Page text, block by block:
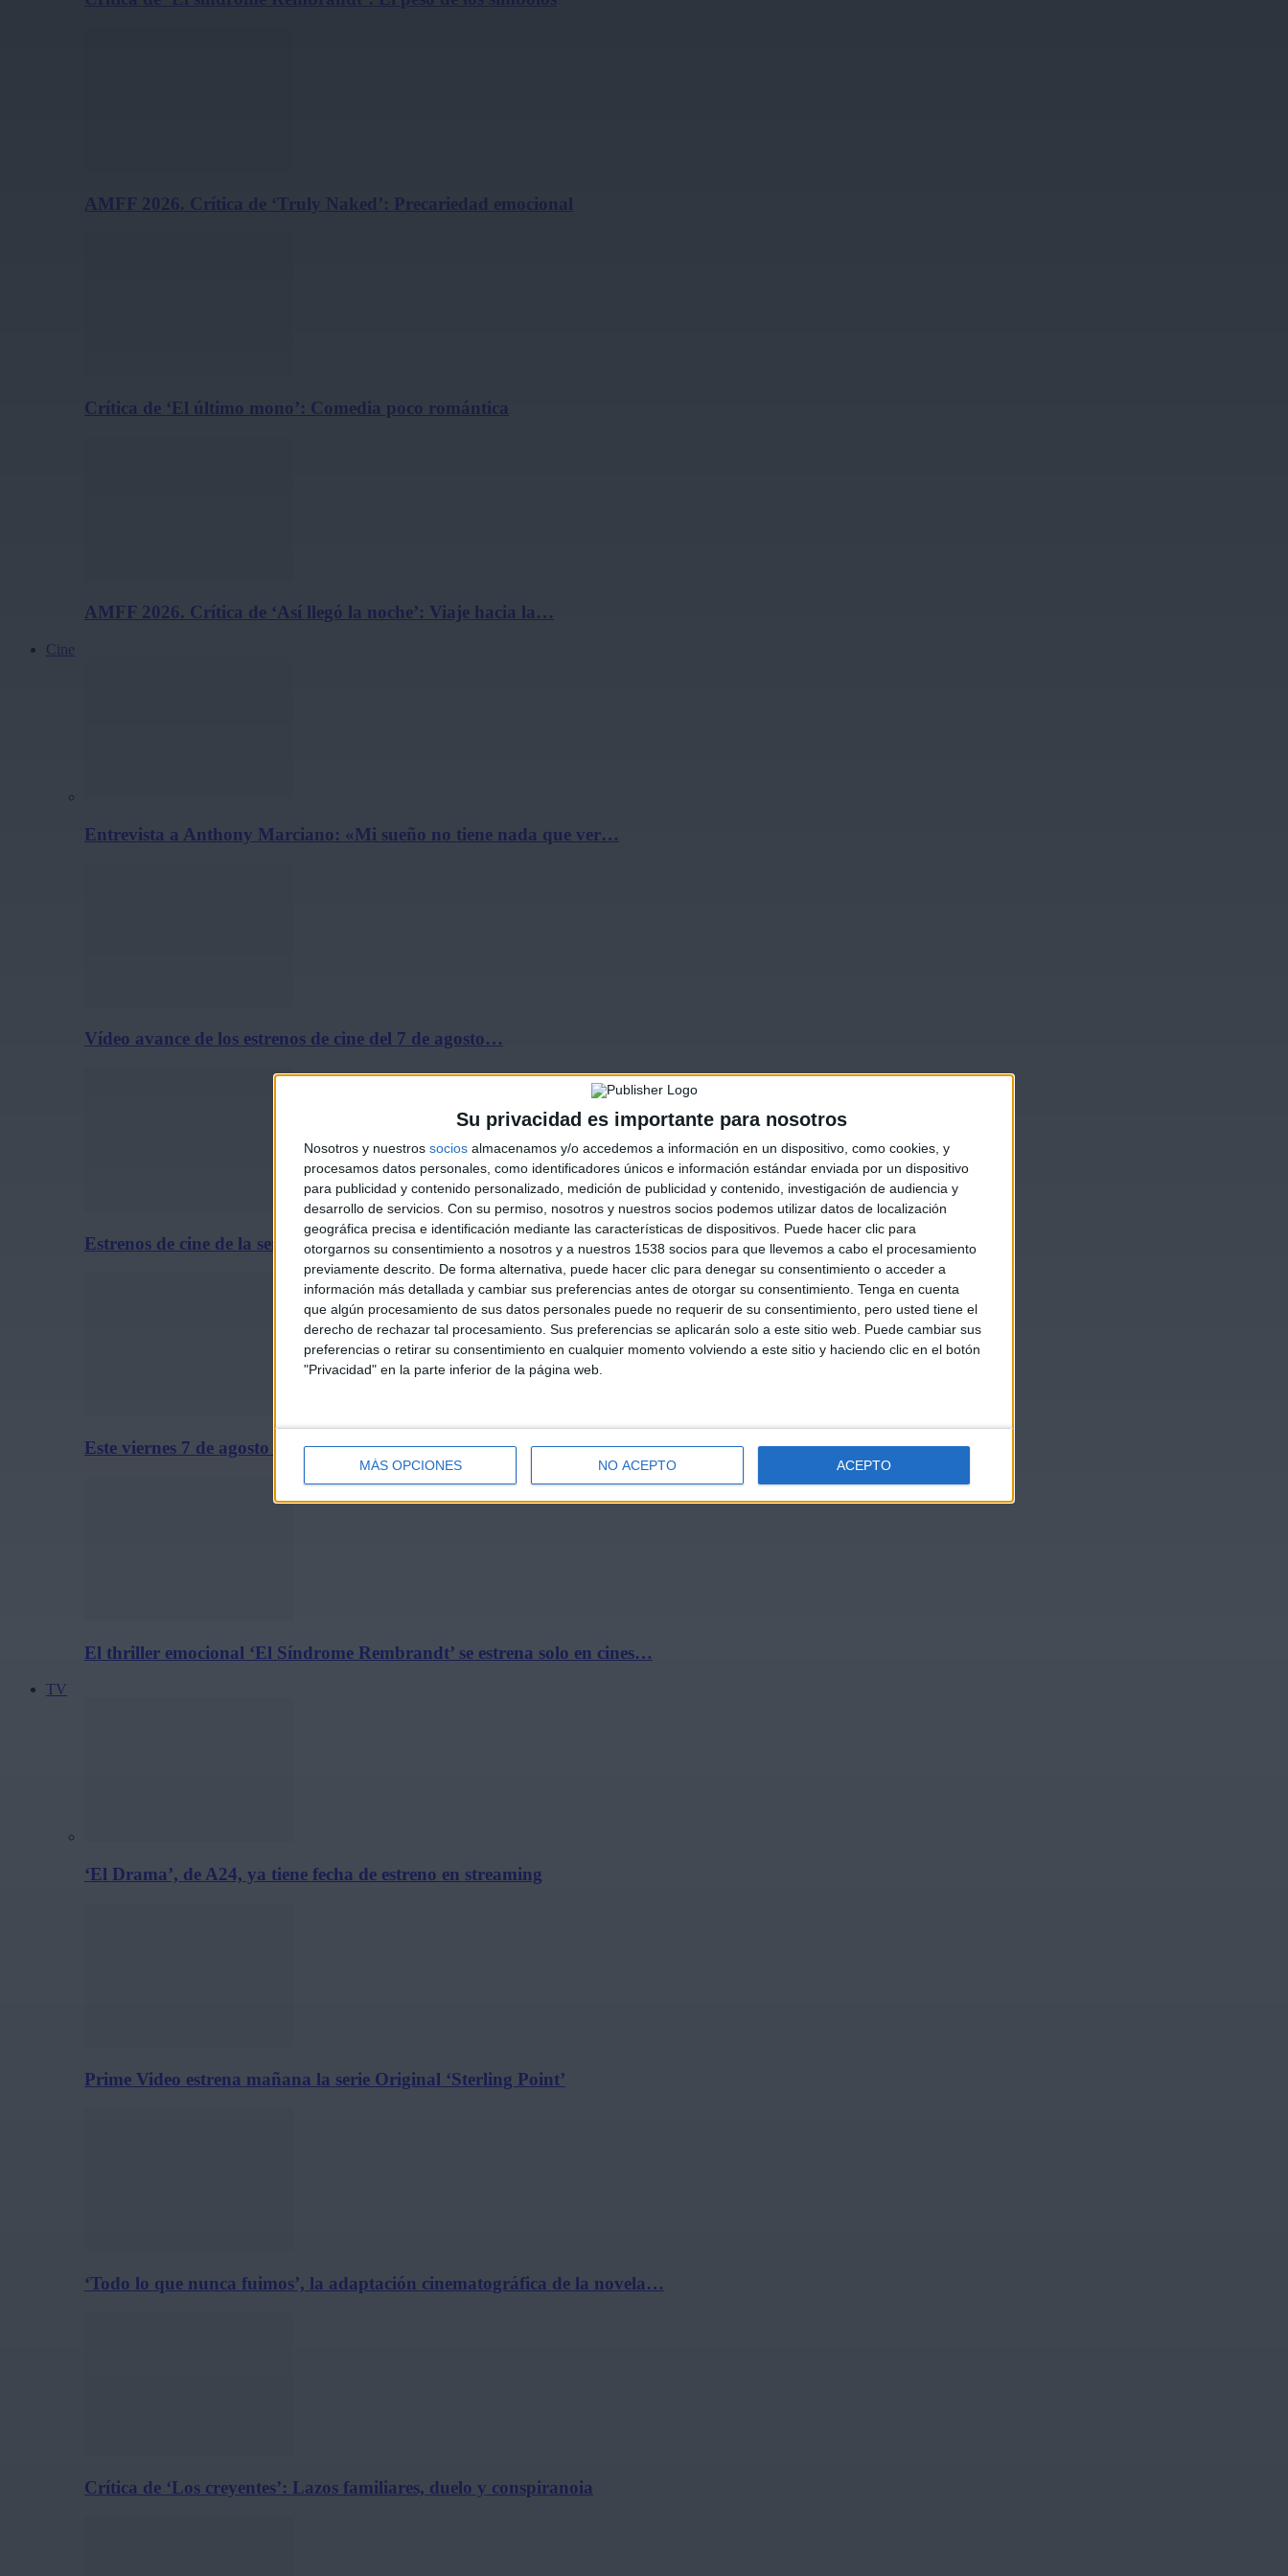
Su privacidad es importante para nosotros
Nosotros y nuestros socios almacenamos y/o accedemos a información en un dispositivo, como cookies, y
procesamos datos personales, como identificadores únicos e información estándar enviada por un dispositivo
para publicidad y contenido personalizado, medición de publicidad y contenido, investigación de audiencia y
desarrollo de servicios. Con su permiso, nosotros y nuestros socios podemos utilizar datos de localización
geográfica precisa e identificación mediante las características de dispositivos. Puede hacer clic para
otorgarnos su consentimiento a nosotros y a nuestros 1538 socios para que llevemos a cabo el procesamiento
previamente descrito. De forma alternativa, puede hacer clic para denegar su consentimiento o acceder a
información más detallada y cambiar sus preferencias antes de otorgar su consentimiento. Tenga en cuenta
que algún procesamiento de sus datos personales puede no requerir de su consentimiento, pero usted tiene el
derecho de rechazar tal procesamiento. Sus preferencias se aplicarán solo a este sitio web. Puede cambiar sus
preferencias o retirar su consentimiento en cualquier momento volviendo a este sitio y haciendo clic en el botón
"Privacidad" en la parte inferior de la página web.
MÁS OPCIONES NO ACEPTO ACEPTO
AMFF 2026. Crítica de ‘Truly Naked’: Precariedad emocional
Crítica de ‘El último mono’: Comedia poco romántica
AMFF 2026. Crítica de ‘Así llegó la noche’: Viaje hacia la…
Cine
Entrevista a Anthony Marciano: «Mi sueño no tiene nada que ver…
Vídeo avance de los estrenos de cine del 7 de agosto…
Estrenos de cine de la semana: 7 de agosto de 2026
Este viernes 7 de agosto se estrena solo en cines ‘El…
El thriller emocional ‘El Síndrome Rembrandt’ se estrena solo en cines…
TV
‘El Drama’, de A24, ya tiene fecha de estreno en streaming
Prime Video estrena mañana la serie Original ‘Sterling Point’
‘Todo lo que nunca fuimos’, la adaptación cinematográfica de la novela…
Crítica de ‘Los creyentes’: Lazos familiares, duelo y conspiranoia